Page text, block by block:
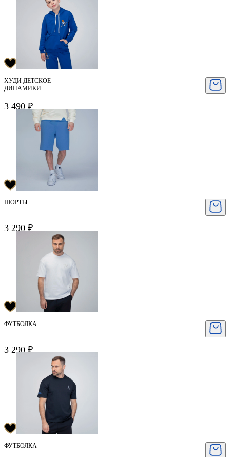
ХУДИ ДЕТСКОЕ
ДИНАМИКИ
3 490 ₽
ШОРТЫ
3 290 ₽
ФУТБОЛКА
3 290 ₽
ФУТБОЛКА